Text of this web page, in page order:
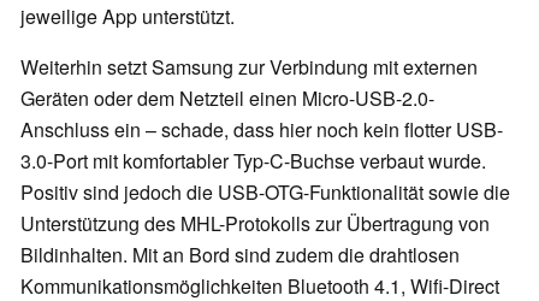
jeweilige App unterstützt.
Weiterhin setzt Samsung zur Verbindung mit externen
Geräten oder dem Netzteil einen Micro-USB-2.0-
Anschluss ein – schade, dass hier noch kein flotter USB-
3.0-Port mit komfortabler Typ-C-Buchse verbaut wurde.
Positiv sind jedoch die USB-OTG-Funktionalität sowie die
Unterstützung des MHL-Protokolls zur Übertragung von
Bildinhalten. Mit an Bord sind zudem die drahtlosen
Kommunikationsmöglichkeiten Bluetooth 4.1, Wifi-Direct